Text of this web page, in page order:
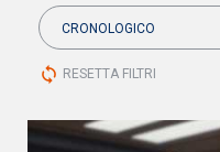
CRONOLOGICO
sync RESETTA FILTRI